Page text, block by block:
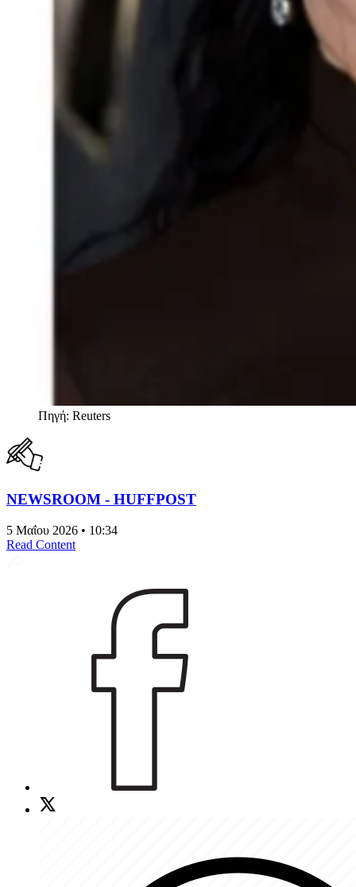
Πηγή: Reuters
NEWSROOM - HUFFPOST
5 Μαΐου 2026 • 10:34
Read Content